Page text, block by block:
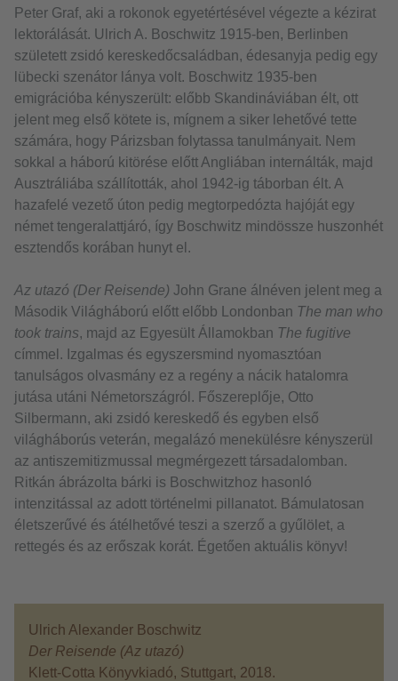
Peter Graf, aki a rokonok egyetértésével végezte a kézirat
lektorálását. Ulrich A. Boschwitz 1915-ben, Berlinben
született zsidó kereskedőcsaládban, édesanyja pedig egy
lübecki szenátor lánya volt. Boschwitz 1935-ben
emigrációba kényszerült: előbb Skandináviában élt, ott
jelent meg első kötete is, mígnem a siker lehetővé tette
számára, hogy Párizsban folytassa tanulmányait. Nem
sokkal a háború kitörése előtt Angliában internálták, majd
Ausztráliába szállították, ahol 1942-ig táborban élt. A
hazafelé vezető úton pedig megtorpedózta hajóját egy
német tengeralattjáró, így Boschwitz mindössze huszonhét
esztendős korában hunyt el.
Az utazó (Der Reisende) John Grane álnéven jelent meg a
Második Világháború előtt előbb Londonban The man who
took trains, majd az Egyesült Államokban The fugitive
címmel. Izgalmas és egyszersmind nyomasztóan
tanulságos olvasmány ez a regény a nácik hatalomra
jutása utáni Németországról. Főszereplője, Otto
Silbermann, aki zsidó kereskedő és egyben első
világháborús veterán, megalázó menekülésre kényszerül
az antiszemitizmussal megmérgezett társadalomban.
Ritkán ábrázolta bárki is Boschwitzhoz hasonló
intenzitással az adott történelmi pillanatot. Bámulatosan
életszerűvé és átélhetővé teszi a szerző a gyűlölet, a
rettegés és az erőszak korát. Égetően aktuális könyv!
Ulrich Alexander Boschwitz
Der Reisende (Az utazó)
Klett-Cotta Könyvkiadó, Stuttgart, 2018.